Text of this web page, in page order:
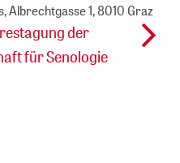
Albrechtgasse 1, 8010 Graz
der
für Senologie